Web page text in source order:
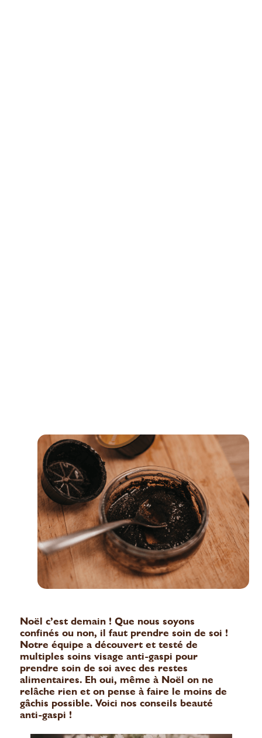
Noël c’est demain ! Que nous soyons
confinés ou non, il faut prendre soin de soi !
Notre équipe a découvert et testé de
multiples soins visage anti-gaspi pour
prendre soin de soi avec des restes
alimentaires. Eh oui, même à Noël on ne
relâche rien et on pense à faire le moins de
gâchis possible. Voici nos conseils beauté
anti-gaspi !